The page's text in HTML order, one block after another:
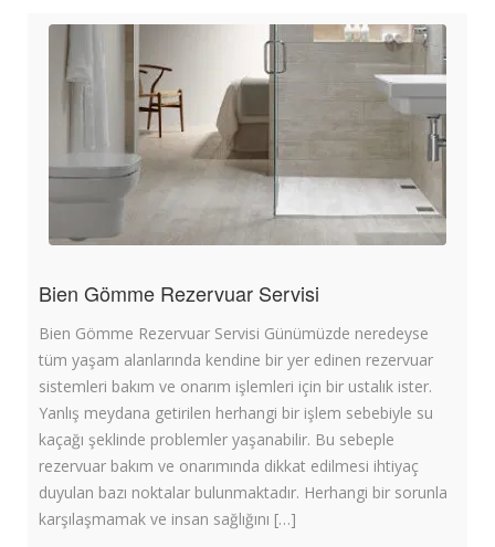
Bien Gömme Rezervuar Servisi
Bien Gömme Rezervuar Servisi Günümüzde neredeyse
tüm yaşam alanlarında kendine bir yer edinen rezervuar
sistemleri bakım ve onarım işlemleri için bir ustalık ister.
Yanlış meydana getirilen herhangi bir işlem sebebiyle su
kaçağı şeklinde problemler yaşanabilir. Bu sebeple
rezervuar bakım ve onarımında dikkat edilmesi ihtiyaç
duyulan bazı noktalar bulunmaktadır. Herhangi bir sorunla
karşılaşmamak ve insan sağlığını […]